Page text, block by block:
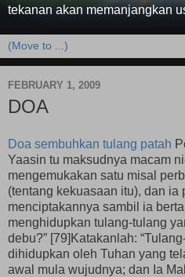
tekanan akan memanjangkan
FEBRUARY 1, 2009
DOA
Doa sembuhkan tulang patah
Yaasin tu maksudnya macam
mengemukakan satu misal
(tentang kekuasaan itu), dan
menciptakannya sambil ia
menghidupkan tulang-tulang
debu?” [79]Katakanlah:
dihidupkan oleh Tuhan yang
awal mula wujudnya; dan Ia